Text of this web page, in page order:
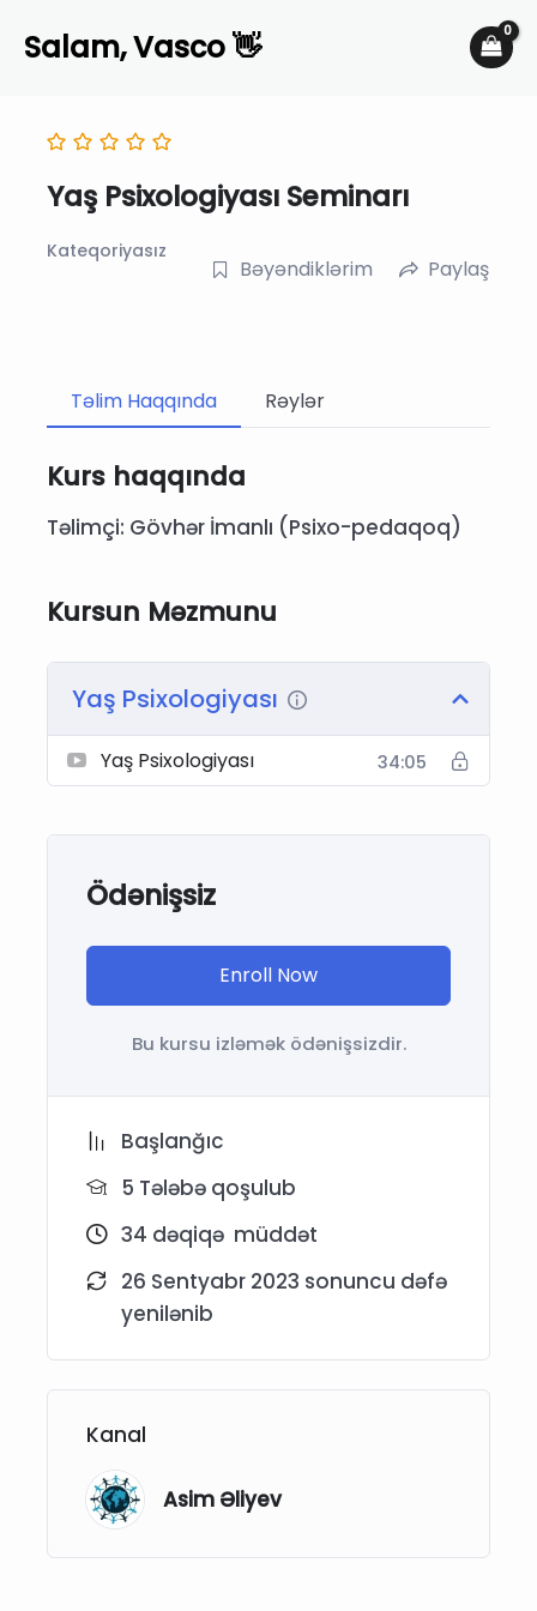
Salam, Vasco 👋
Yaş Psixologiyası Seminarı
Kateqoriyasız
Bəyəndiklərim Paylaş
Təlim Haqqında Rəylər
Kurs haqqında
Təlimçi: Gövhər İmanlı (Psixo-pedaqoq)
Kursun Məzmunu
Yaş Psixologiyası
Yaş Psixologiyası 34:05
Ödənişsiz
Enroll Now
Bu kursu izləmək ödənişsizdir.
Başlanğıc
5 Tələbə qoşulub
34 dəqiqə müddət
26 Sentyabr 2023 sonuncu dəfə
yenilənib
Kanal
Asim Əliyev